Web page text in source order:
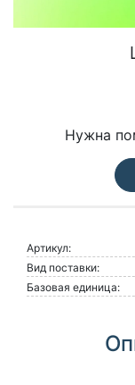
Нужна
Артикул:
Вид поставки:
Базовая единица: